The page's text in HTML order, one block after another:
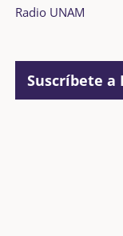
Radio UNAM
Suscríbete a